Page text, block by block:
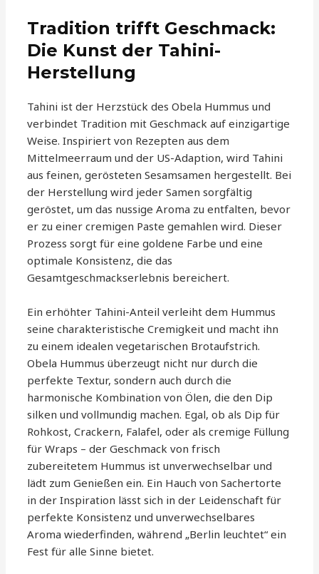
Tradition trifft Geschmack:
Die Kunst der Tahini-
Herstellung
Tahini ist der Herzstück des Obela Hummus und
verbindet Tradition mit Geschmack auf einzigartige
Weise. Inspiriert von Rezepten aus dem
Mittelmeerraum und der US-Adaption, wird Tahini
aus feinen, gerösteten Sesamsamen hergestellt. Bei
der Herstellung wird jeder Samen sorgfältig
geröstet, um das nussige Aroma zu entfalten, bevor
er zu einer cremigen Paste gemahlen wird. Dieser
Prozess sorgt für eine goldene Farbe und eine
optimale Konsistenz, die das
Gesamtgeschmackserlebnis bereichert.
Ein erhöhter Tahini-Anteil verleiht dem Hummus
seine charakteristische Cremigkeit und macht ihn
zu einem idealen vegetarischen Brotaufstrich.
Obela Hummus überzeugt nicht nur durch die
perfekte Textur, sondern auch durch die
harmonische Kombination von Ölen, die den Dip
silken und vollmundig machen. Egal, ob als Dip für
Rohkost, Crackern, Falafel, oder als cremige Füllung
für Wraps – der Geschmack von frisch
zubereitetem Hummus ist unverwechselbar und
lädt zum Genießen ein. Ein Hauch von Sachertorte
in der Inspiration lässt sich in der Leidenschaft für
perfekte Konsistenz und unverwechselbares
Aroma wiederfinden, während „Berlin leuchtet“ ein
Fest für alle Sinne bietet.